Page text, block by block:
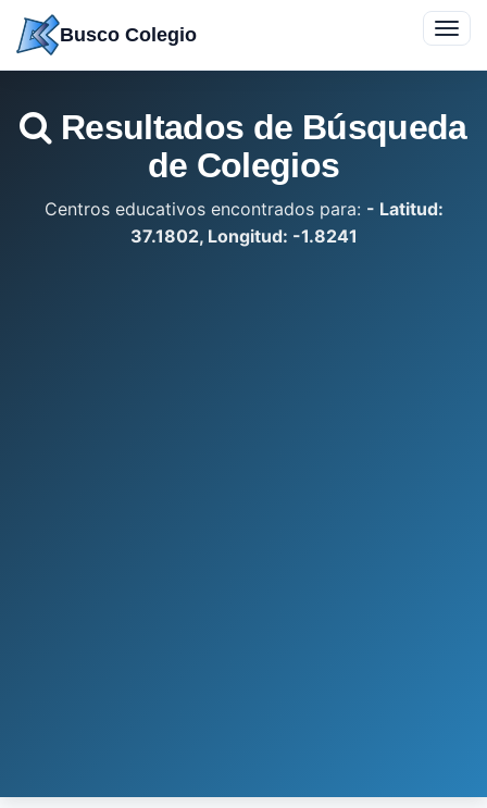
contenido
Busco Colegio
Resultados de Búsqueda
de Colegios
Centros educativos encontrados para: - Latitud:
37.1802, Longitud: -1.8241